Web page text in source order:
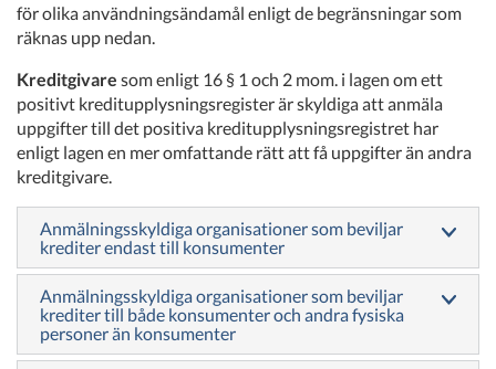
för olika användningsändamål enligt de begränsningar som
räknas upp nedan.
Kreditgivare som enligt 16 § 1 och 2 mom. i lagen om ett
positivt kreditupplysningsregister är skyldiga att anmäla
uppgifter till det positiva kreditupplysningsregistret har
enligt lagen en mer omfattande rätt att få uppgifter än andra
kreditgivare.
Anmälningsskyldiga organisationer som beviljar
krediter endast till konsumenter
Anmälningsskyldiga organisationer som beviljar
krediter till både konsumenter och andra fysiska
personer än konsumenter